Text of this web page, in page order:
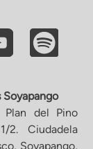
Soyapango
del Pino
2. Ciudadela
Soyapango,